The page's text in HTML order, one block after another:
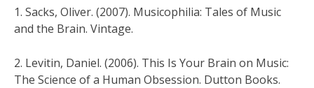
1. Sacks, Oliver. (2007). Musicophilia: Tales of Music
and the Brain. Vintage.
2. Levitin, Daniel. (2006). This Is Your Brain on Music:
The Science of a Human Obsession. Dutton Books.